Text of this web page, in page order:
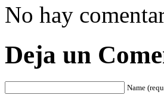
No hay
Deja un
Name